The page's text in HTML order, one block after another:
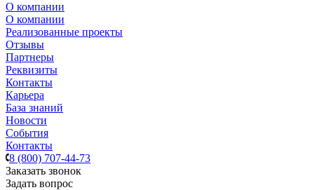
О компании
О компании
Реализованные проекты
Отзывы
Партнеры
Реквизиты
Контакты
Карьера
База знаний
Новости
События
Контакты
8 (800) 707-44-73
Заказать звонок
Задать вопрос